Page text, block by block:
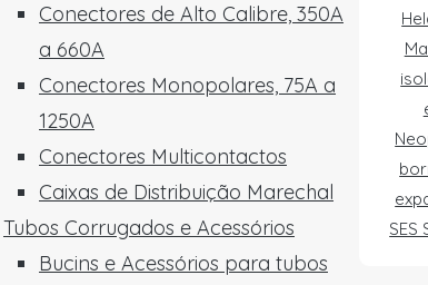
Conectores de Alto Calibre, 350A
a 660A
Conectores Monopolares, 75A a
1250A
Conectores Multicontactos
Caixas de Distribuição Marechal
Tubos Corrugados e Acessórios
Bucins e Acessórios para tubos
SES